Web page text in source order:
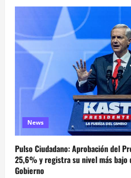
News
Pulso Ciudadano: Aprobación del
25,6% y registra su nivel más bajo
Gobierno